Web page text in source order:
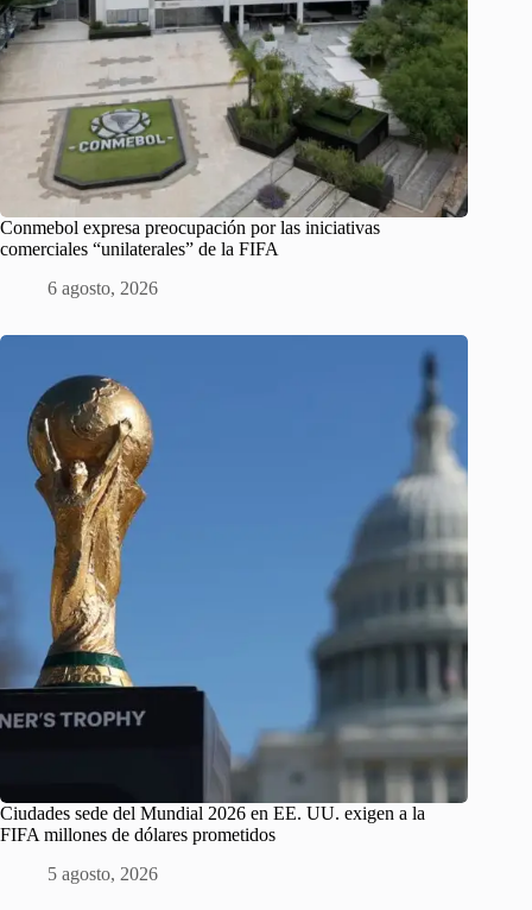
Conmebol expresa preocupación por las iniciativas
comerciales “unilaterales” de la FIFA
6 agosto, 2026
Ciudades sede del Mundial 2026 en EE. UU. exigen a la
FIFA millones de dólares prometidos
5 agosto, 2026